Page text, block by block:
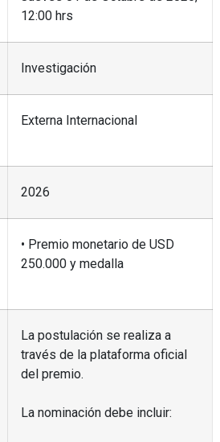
12:00 hrs
Investigación
Externa Internacional
2026
• Premio monetario de USD
250.000 y medalla
La postulación se realiza a
través de la plataforma oficial
del premio.
La nominación debe incluir: